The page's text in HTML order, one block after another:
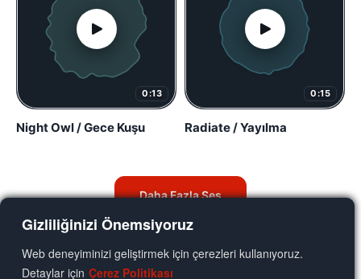
Gizliliğinizi Önemsiyoruz
Web deneyiminizi geliştirmek için çerezleri kullanıyoruz.
Detaylar için Çerez Politikası
0:13
Night Owl / Gece Kuşu
0:15
Radiate / Yayılma
Daha Fazla Ses